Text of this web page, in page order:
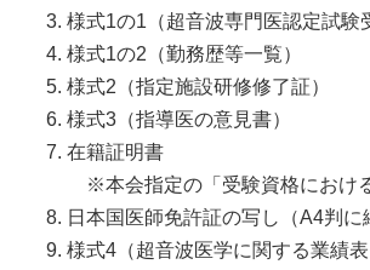
様式1の1（超音波専門医認定試験
様式1の2（勤務歴等一覧）
様式2（指定施設研修修了証）
様式3（指導医の意見書）
在籍証明書
※本会指定の「受験資格におけ
日本国医師免許証の写し（A4判に
様式4（超音波医学に関する業績